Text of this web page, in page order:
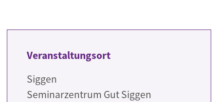
Veranstaltungsort
Siggen
Seminarzentrum Gut Siggen